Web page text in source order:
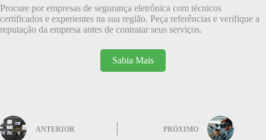
Procure por empresas de segurança eletrônica com técnicos
certificados e experientes na sua região. Peça referências e verifique a
reputação da empresa antes de contratar seus serviços.
Sabia Mais
ANTERIOR PRÓXIMO